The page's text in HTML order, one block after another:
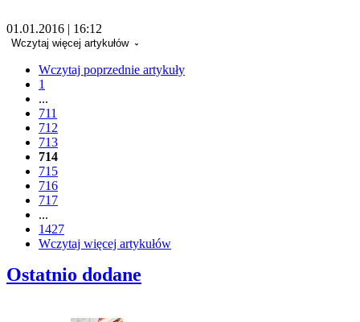
01.01.2016 | 16:12
Wczytaj więcej artykułów
Wczytaj poprzednie artykuły
1
...
711
712
713
714
715
716
717
...
1427
Wczytaj więcej artykułów
Ostatnio dodane